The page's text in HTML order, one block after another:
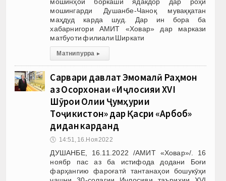
мошингарди Душанбе-Чаноқ муваққатан
маҳдуд карда шуд. Дар ин бора ба
хабарнигори АМИТ «Ховар» дар маркази
матбуоти филиали Ширкати
Матни пурра ▸
Сарвари давлат Эмомалӣ Раҳмон
аз Осорхонаи «Иҷлосияи XVI
Шӯрои Олии Ҷумҳурии
Тоҷикистон» дар Қасри «Арбоб»
дидан карданд
🕔 14:51, 16.Ноя 2022
ДУШАНБЕ, 16.11.2022 /АМИТ «Ховар»/. 16
ноябр пас аз ба истифода додани Боғи
фарҳангию фароғатӣ тантанаҳои бошукӯҳи